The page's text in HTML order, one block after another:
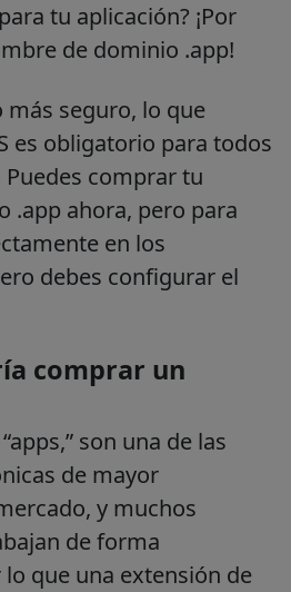
tu aplicación? ¡Por
de dominio .app!
seguro, lo que
es obligatorio para todos
comprar tu
.app ahora, pero para
en los
debes configurar el
comprar un
son una de las
de mayor
y muchos
de forma
que una extensión de